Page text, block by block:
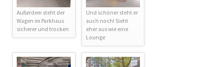
Außerdem steht der
Wagen im Parkhaus
sicherer und trocken
Und schöner steht er
auch noch! Sieht
eher aus wie eine
Lounge